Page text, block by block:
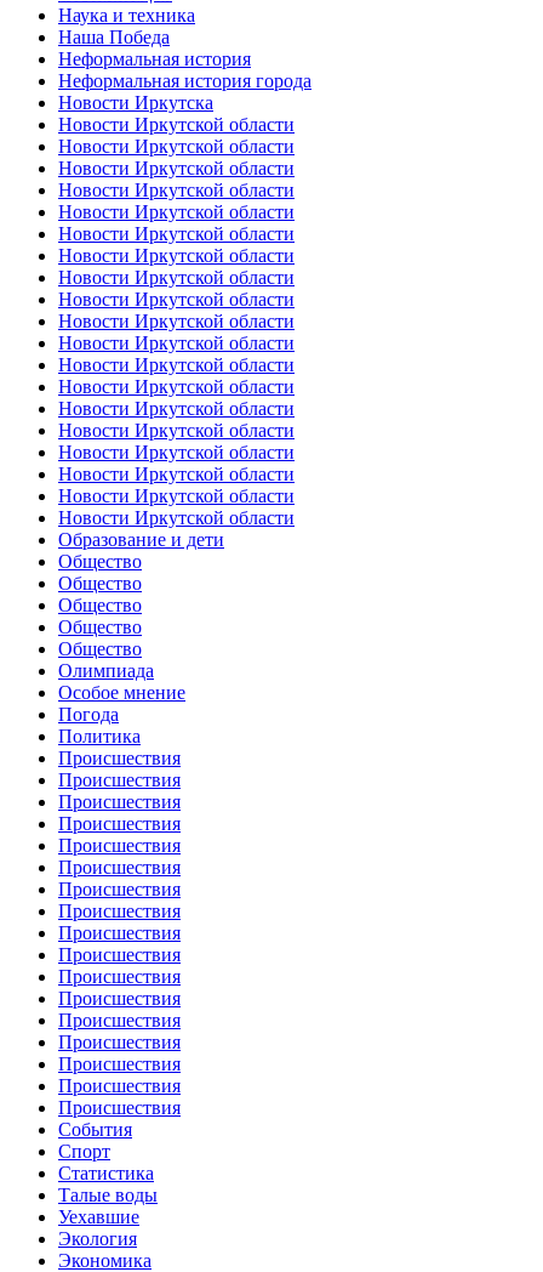
Наука и техника
Наша Победа
Неформальная история
Неформальная история города
Новости Иркутска
Новости Иркутской области
Новости Иркутской области
Новости Иркутской области
Новости Иркутской области
Новости Иркутской области
Новости Иркутской области
Новости Иркутской области
Новости Иркутской области
Новости Иркутской области
Новости Иркутской области
Новости Иркутской области
Новости Иркутской области
Новости Иркутской области
Новости Иркутской области
Новости Иркутской области
Новости Иркутской области
Новости Иркутской области
Новости Иркутской области
Новости Иркутской области
Образование и дети
Общество
Общество
Общество
Общество
Общество
Олимпиада
Особое мнение
Погода
Политика
Происшествия
Происшествия
Происшествия
Происшествия
Происшествия
Происшествия
Происшествия
Происшествия
Происшествия
Происшествия
Происшествия
Происшествия
Происшествия
Происшествия
Происшествия
Происшествия
Происшествия
События
Спорт
Статистика
Талые воды
Уехавшие
Экология
Экономика